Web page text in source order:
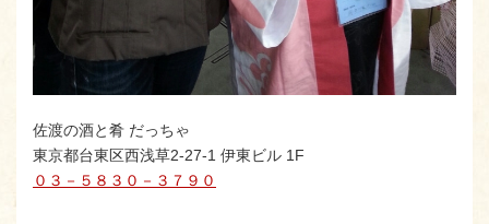
佐渡の酒と肴 だっちゃ
東京都台東区西浅草2-27-1 伊東ビル 1F
０３－５８３０－３７９０